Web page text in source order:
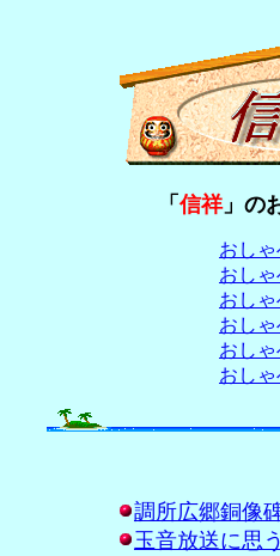
「 信祥」の
おしゃ
おしゃ
おしゃ
おしゃ
おしゃ
おしゃ
調所広郷銅像
玉音放送に思う